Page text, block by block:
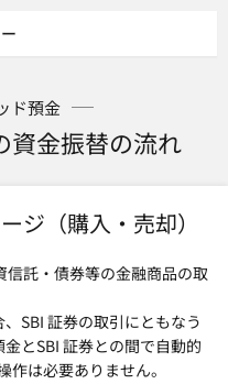
ド預金
資金振替の流れ
ジ（購入・売却）
信託・債券等の金融商品の取
SBI 証券の取引にともなう
とSBI 証券との間で自動的
は必要ありません。